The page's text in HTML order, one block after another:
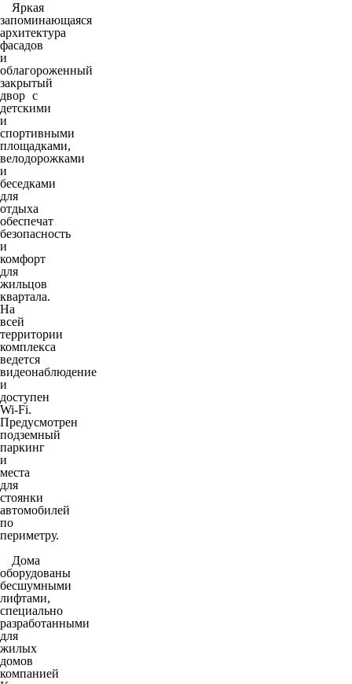
Яркая
запоминающаяся
архитектура
фасадов
и
облагороженный
закрытый
двор с
детскими
и
спортивными
площадками,
велодорожками
и
беседками
для
отдыха
обеспечат
безопасность
и
комфорт
для
жильцов
квартала.
На
всей
территории
комплекса
ведется
видеонаблюдение
и
доступен
Wi-Fi.
Предусмотрен
подземный
паркинг
и
места
для
стоянки
автомобилей
по
периметру.
Дома
оборудованы
бесшумными
лифтами,
специально
разработанными
для
жилых
домов
компанией